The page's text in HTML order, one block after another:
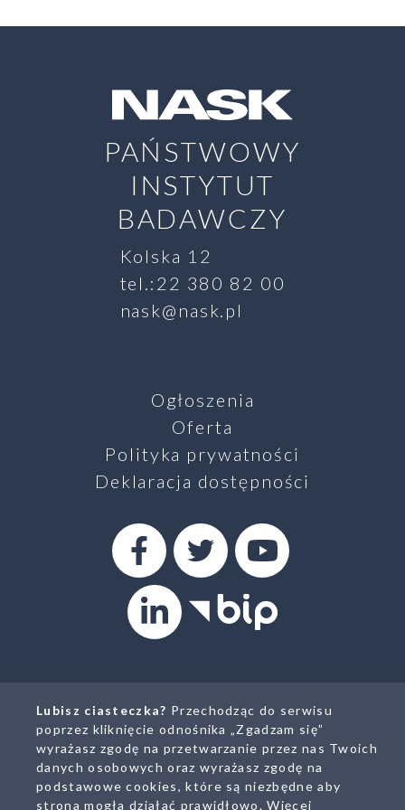
SZUKAJ
z
PAŃSTWOWY
INSTYTUT
BADAWCZY
Kolska 12
tel.:22 380 82 00
nask@nask.pl
Ogłoszenia
Oferta
Polityka prywatności
Deklaracja dostępności
FacebookTwitterYoutube
LinkedinBiuletyn Infromacji
Lubisz ciasteczka? Przechodząc do serwisu
poprzez kliknięcie odnośnika „Zgadzam się”
wyrażasz zgodę na przetwarzanie przez nas Twoich
danych osobowych oraz wyrażasz zgodę na
podstawowe cookies, które są niezbędne aby
strona mogła działać prawidłowo.Więcej